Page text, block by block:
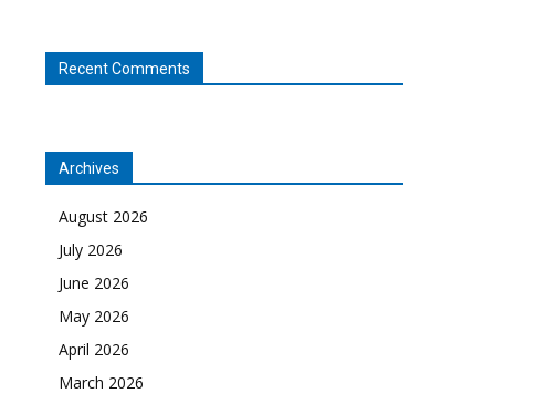
Recent Comments
Archives
August 2026
July 2026
June 2026
May 2026
April 2026
March 2026